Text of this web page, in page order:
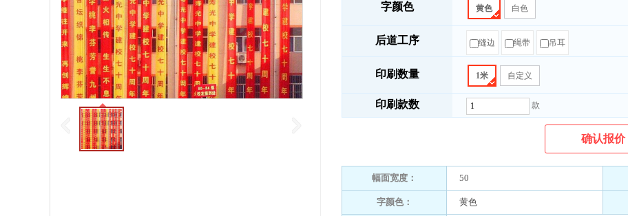
字颜色 黄色 白色
后道工序 缝边 绳带 吊耳
印刷数量 1米 自定义
印刷款数 款
确认报价
幅面宽度： 50
字颜色： 黄色